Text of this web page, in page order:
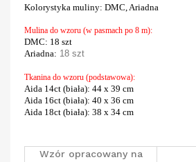
Kolorystyka muliny: DMC, Ariadna
Mulina do wzoru (w pasmach po 8 m):
DMC: 18 szt
Ariadna: 18 szt
Tkanina do wzoru (podstawowa):
Aida 14ct (biała): 44 x 39 cm
Aida 16ct (biała): 40 x 36 cm
Aida 18ct (biała): 38 x 34 cm
Wzór opracowany na